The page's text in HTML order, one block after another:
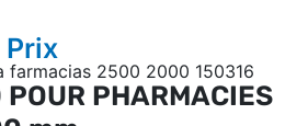
Prix
POUR PHARMACIES